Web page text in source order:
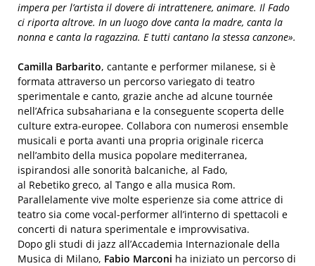
impera per l’artista il dovere di intrattenere, animare. Il Fado
ci riporta altrove. In un luogo dove canta la madre, canta la
nonna e canta la ragazzina. E tutti cantano la stessa canzone».
Camilla Barbarito, cantante e performer milanese, si è
formata attraverso un percorso variegato di teatro
sperimentale e canto, grazie anche ad alcune tournée
nell’Africa subsahariana e la conseguente scoperta delle
culture extra-europee. Collabora con numerosi ensemble
musicali e porta avanti una propria originale ricerca
nell’ambito della musica popolare mediterranea,
ispirandosi alle sonorità balcaniche, al Fado,
al Rebetiko greco, al Tango e alla musica Rom.
Parallelamente vive molte esperienze sia come attrice di
teatro sia come vocal-performer all’interno di spettacoli e
concerti di natura sperimentale e improvvisativa.
Dopo gli studi di jazz all’Accademia Internazionale della
Musica di Milano, Fabio Marconi ha iniziato un percorso di